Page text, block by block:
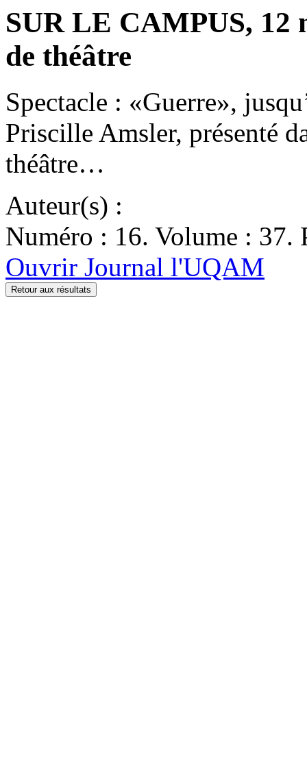
SUR LE CAMPUS, 12
de théâtre
Spectacle : «Guerre»,
Priscille Amsler, présenté
théâtre…
Auteur(s) :
Numéro : 16. Volume : 37.
Ouvrir Journal l'UQAM
Retour aux résultats